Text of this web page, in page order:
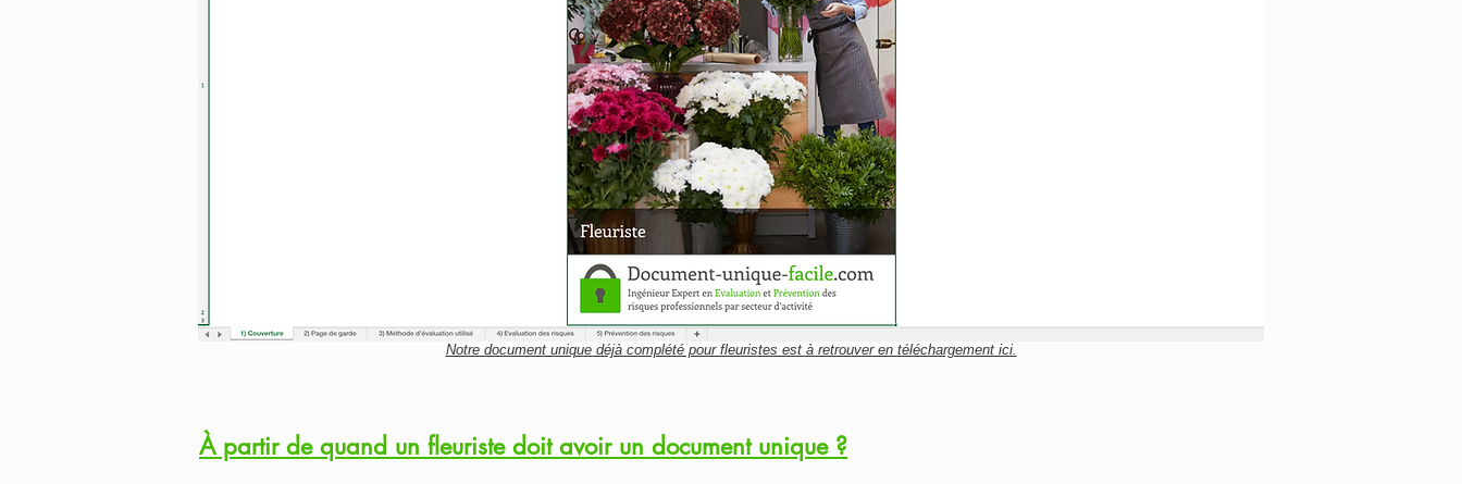
Notre document unique déjà complété pour fleuristes est à retrouver en téléchargement ici.
À partir de quand un fleuriste doit avoir un document unique ?